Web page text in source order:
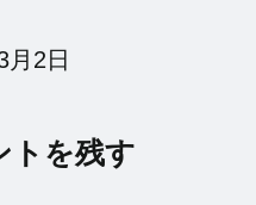
月2日
トを残す